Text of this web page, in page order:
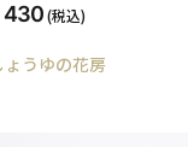
430(税込)
ょうゆの花房